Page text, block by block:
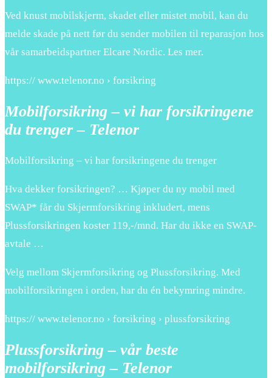
Ved knust mobilskjerm, skadet eller mistet mobil, kan du
melde skade på nett før du sender mobilen til reparasjon hos
vår samarbeidspartner Elcare Nordic. Les mer.
https:// www.telenor.no › forsikring
Mobilforsikring – vi har forsikringene
du trenger – Telenor
Mobilforsikring – vi har forsikringene du trenger
Hva dekker forsikringen? … Kjøper du ny mobil med
SWAP* får du Skjermforsikring inkludert, mens
Plussforsikringen koster 119,-/mnd. Har du ikke en SWAP-
avtale …
Velg mellom Skjermforsikring og Plussforsikring. Med
mobilforsikringen i orden, har du én bekymring mindre.
https:// www.telenor.no › forsikring › plussforsikring
Plussforsikring – vår beste
mobilforsikring – Telenor